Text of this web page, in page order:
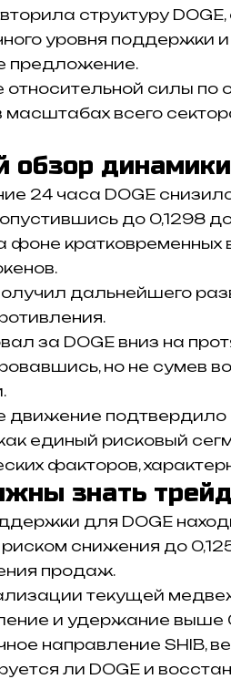
структуру
уровня поддержки
предложение.
относительной силы по
масштабах всего
обзор
24 часа DOGE
до 0,1298
фоне кратковременных
дальнейшего
за DOGE вниз на
но не сумев
движение подтвердило
единый рисковый
факторов,
знать
для DOGE
снижения до
продаж.
текущей
и удержание выше
направление SHIB,
ли DOGE и